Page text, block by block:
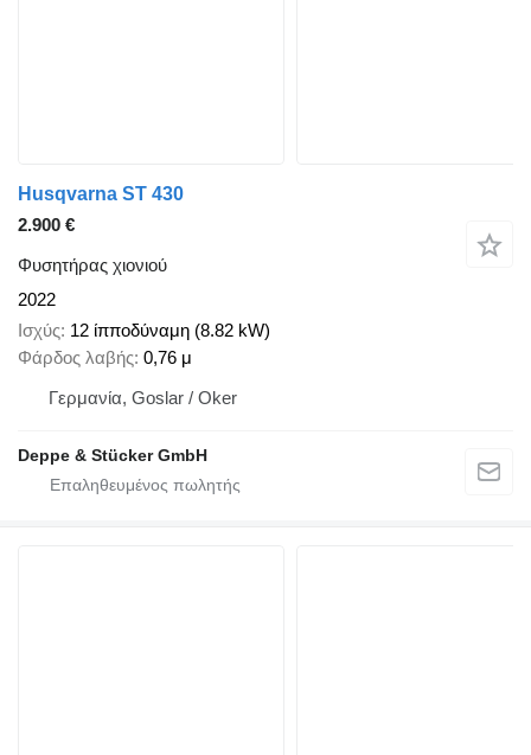
Husqvarna ST 430
2.900 €
Φυσητήρας χιονιού
2022
Ισχύς 12 ίπποδύναμη (8.82 kW)
Φάρδος λαβής 0,76 μ
Γερμανία, Goslar / Oker
Deppe & Stücker GmbH